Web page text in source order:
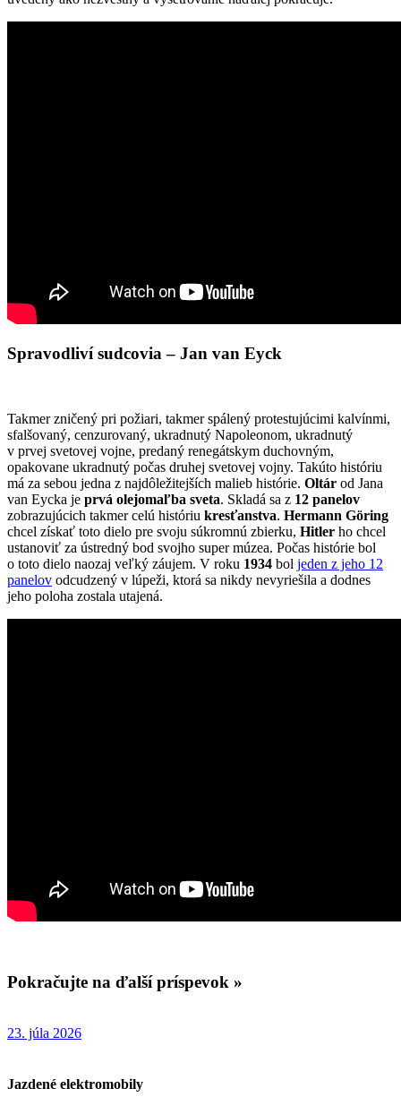
Spravodliví sudcovia – Jan van Eyck
Takmer zničený pri požiari, takmer spálený protestujúcimi kalvínmi,
sfalšovaný, cenzurovaný, ukradnutý Napoleonom, ukradnutý
v prvej svetovej vojne, predaný renegátskym duchovným,
opakovane ukradnutý počas druhej svetovej vojny. Takúto históriu
má za sebou jedna z najdôležitejších malieb histórie. Oltár od Jana
van Eycka je prvá olejomaľba sveta. Skladá sa z 12 panelov
zobrazujúcich takmer celú históriu kresťanstva. Hermann Göring
chcel získať toto dielo pre svoju súkromnú zbierku, Hitler ho chcel
ustanoviť za ústredný bod svojho super múzea. Počas histórie bol
o toto dielo naozaj veľký záujem. V roku 1934 bol jeden z jeho 12
panelov odcudzený v lúpeži, ktorá sa nikdy nevyriešila a dodnes
jeho poloha zostala utajená.
Pokračujte na ďalší príspevok »
23. júla 2026
Jazdené elektromobily